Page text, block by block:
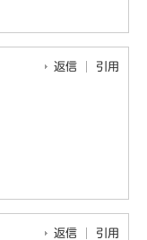
返信 引用
返信 引用